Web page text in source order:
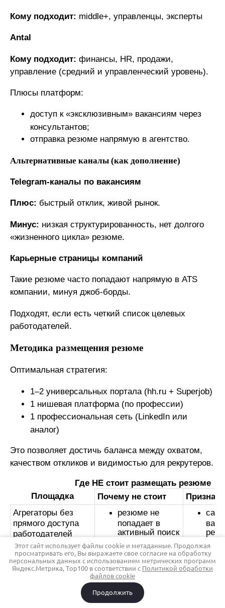
Кому подходит: middle+, управленцы, эксперты
Antal
Кому подходит: финансы, HR, продажи,
управление (средний и управленческий уровень).
Плюсы платформ:
доступ к «эксклюзивным» вакансиям через
консультантов;
отправка резюме напрямую в агентство.
Альтернативные каналы (как дополнение)
Telegram-каналы по вакансиям
Плюс: быстрый отклик, живой рынок.
Минус: низкая структурированность, нет долгого
«жизненного цикла» резюме.
Карьерные страницы компаний
Такие резюме часто попадают напрямую в ATS
компании, минуя джоб-борды.
Подходят, если есть четкий список целевых
работодателей.
Методика размещения резюме
Оптимальная стратегия:
1–2 универсальных портала (hh.ru + Superjob)
1 нишевая платформа (по профессии)
1 профессиональная сеть (LinkedIn или
аналог)
Это позволяет достичь баланса между охватом,
качеством откликов и видимостью для рекрутеров.
Где НЕ стоит размещать резюме
Площадка
Почему не стоит
Агрегаторы без
прямого доступа
работодателей
резюме не
попадает в
активный поиск
высокая
вероятность
устаревших
данных
нулевая
обратная связь
нет
кто
Этот сайт использует файлы cookie и метаданные. Продолжая
просматривать его, Вы выражаете свое согласие на обработку
персональных данных с использованием метрических программ
Яндекс.Метрика, Top100 в соответствии с Политикой обработки
файлов cookie
Продолжить